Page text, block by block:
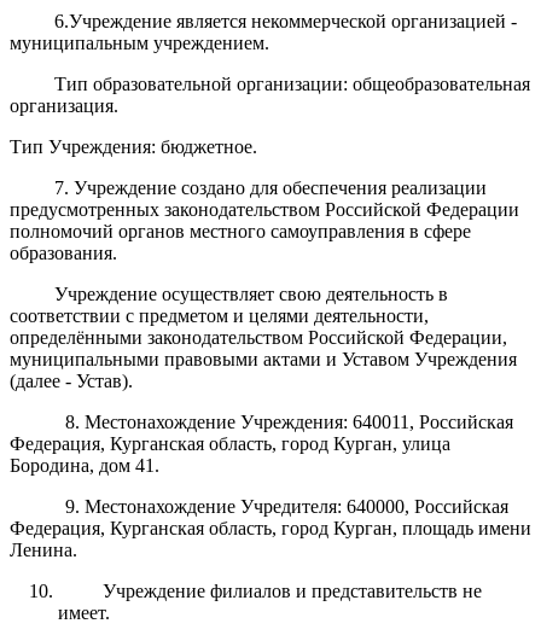
6.Учреждение является некоммерческой организацией -
муниципальным учреждением.
Тип образовательной организации: общеобразовательная
организация.
Тип Учреждения: бюджетное.
7. Учреждение создано для обеспечения реализации
предусмотренных законодательством Российской Федерации
полномочий органов местного самоуправления в сфере
образования.
Учреждение осуществляет свою деятельность в
соответствии с предметом и целями деятельности,
определёнными законодательством Российской Федерации,
муниципальными правовыми актами и Уставом Учреждения
(далее - Устав).
8. Местонахождение Учреждения: 640011, Российская
Федерация, Курганская область, город Курган, улица
Бородина, дом 41.
9. Местонахождение Учредителя: 640000, Российская
Федерация, Курганская область, город Курган, площадь имени
Ленина.
Учреждение филиалов и представительств не
имеет.